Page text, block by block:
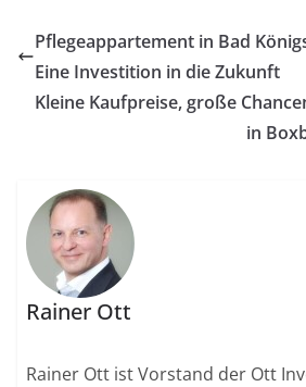
Pflegeappartement in Bad
Eine Investition in die Zukunft
Kleine Kaufpreise, große
in
Rainer Ott
Rainer Ott ist Vorstand der Ott